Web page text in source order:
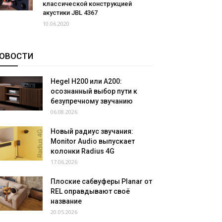
классической конструкцией
акустики JBL 4367
10.06.2020
Hegel H200 или A200:
осознанный выбор пути к
безупречному звучанию
06.08.2026
Новый радиус звучания:
Monitor Audio выпускает
колонки Radius 4G
17.06.2026
Плоские сабвуферы Planar от
REL оправдывают своё
название
20.05.2026